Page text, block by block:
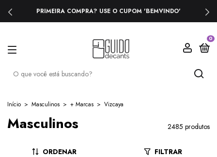
PRIMEIRA COMPRA? USE O CUPOM 'BEMVINDO'
0
Início > Masculinos > + Marcas > Vizcaya
Masculinos 2485 produtos
ORDENAR FILTRAR